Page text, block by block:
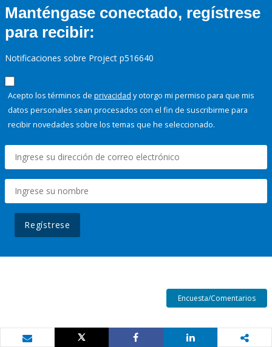
Manténgase conectado, regístrese
para recibir:
Notificaciones sobre Project p516640
Acepto los términos de privacidad y otorgo mi permiso para que mis
datos personales sean procesados con el fin de suscribirme para
recibir novedades sobre los temas que he seleccionado.
Regístrese
Encuesta/Comentarios